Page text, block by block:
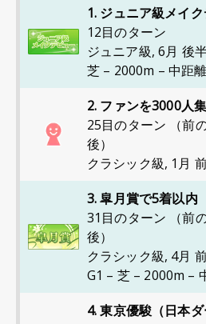
1. ジュニア級メイ
12目のターン
ジュニア級, 6月 後
芝 – 2000m – 中距離
2. ファンを3000人
25目のターン （前
後）
クラシック級, 1月
3. 皐月賞で5着以内
31目のターン （前
後）
クラシック級, 4月
G1 – 芝 – 2000m –
4. 東京優駿（日本